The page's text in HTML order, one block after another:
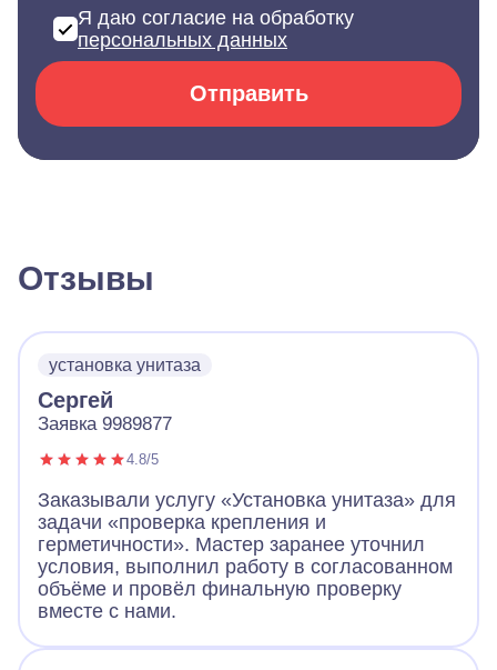
Я даю согласие на обработку
персональных данных
Отправить
Отзывы
установка унитаза
Сергей
Заявка 9989877
4.8/5
Заказывали услугу «Установка унитаза» для
задачи «проверка крепления и
герметичности». Мастер заранее уточнил
условия, выполнил работу в согласованном
объёме и провёл финальную проверку
вместе с нами.